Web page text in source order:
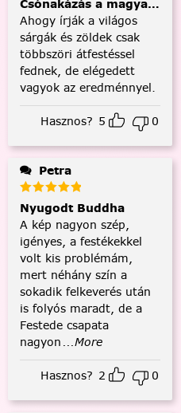
Csónakázás a magyar
Ahogy írják a világos
sárgák és zöldek csak
többszöri átfestéssel
fednek, de elégedett
vagyok az eredménnyel.
Hasznos? 5 0
Petra
Nyugodt Buddha
A kép nagyon szép,
igényes, a festékekkel
volt kis problémám,
mert néhány szín a
sokadik felkeverés után
is folyós maradt, de a
Festede csapata
nagyon ...More
Hasznos? 2 0